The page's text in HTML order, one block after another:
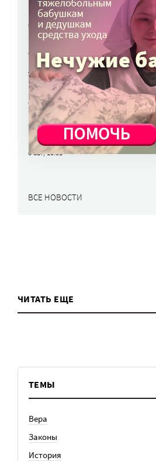
Победители олимпиад
бюджетных мест: в МГИМО
пересмотреть правила
6 авг, 14:44
Улучшить питание
Минюст
6 авг, 13:19
Обязать самозанятых
взносы предлагают
6 авг, 10:51
ВСЕ НОВОСТИ
ЧИТАТЬ ЕЩЕ
ТЕМЫ
Вера
Законы
История